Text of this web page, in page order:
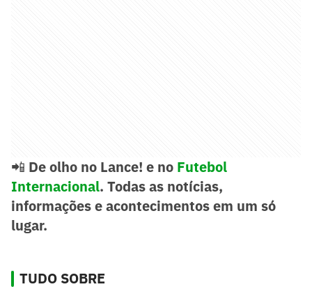
📲 De olho no Lance! e no Futebol
Internacional. Todas as notícias,
informações e acontecimentos em um só
lugar.
TUDO SOBRE